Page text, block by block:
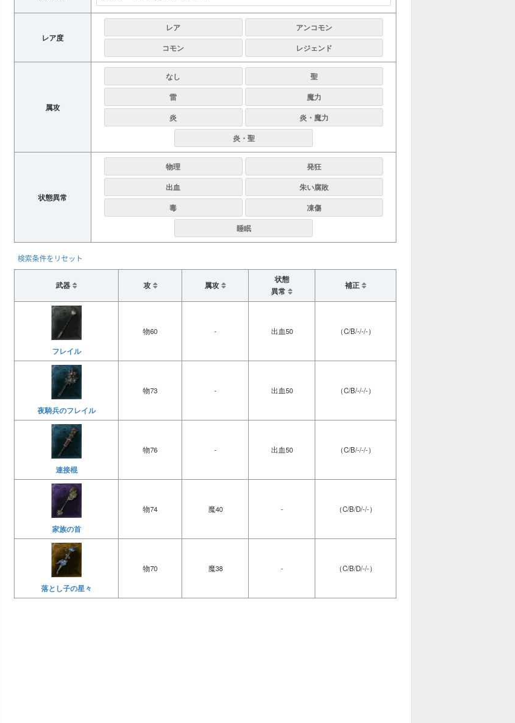
レア度
レア
アンコモン
コモン
レジェンド
属攻
なし
聖
雷
魔力
炎
炎・魔力
炎・聖
状態異常
物理
発狂
出血
朱い腐敗
毒
凍傷
睡眠
検索条件をリセット
武器 攻 属攻
状態
異常
補正
フレイル
物60 - 出血50 （C/B/-/-/-）
夜騎兵のフレイル
物73 - 出血50 （C/B/-/-/-）
連接棍
物76 - 出血50 （C/B/-/-/-）
家族の首
物74 魔40 - （C/B/D/-/-）
落とし子の星々
物70 魔38 - （C/B/D/-/-）